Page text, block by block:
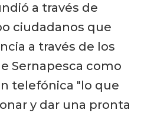
a través de
ciudadanos que
a través de los
Sernapesca como
telefónica "lo que
y dar una pronta